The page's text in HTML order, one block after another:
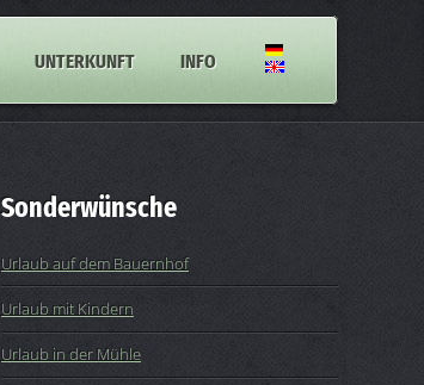
UNTERKUNFT INFO
Sonderwünsche
Urlaub auf dem Bauernhof
Urlaub mit Kindern
Urlaub in der Mühle